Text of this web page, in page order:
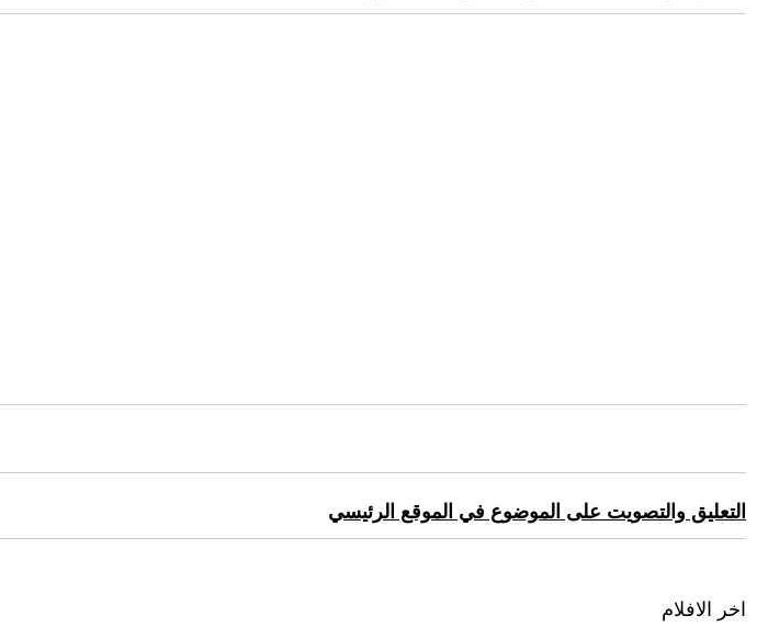
التعليق والتصويت على الموضوع في الموقع الرئيسي
اخر الافلام